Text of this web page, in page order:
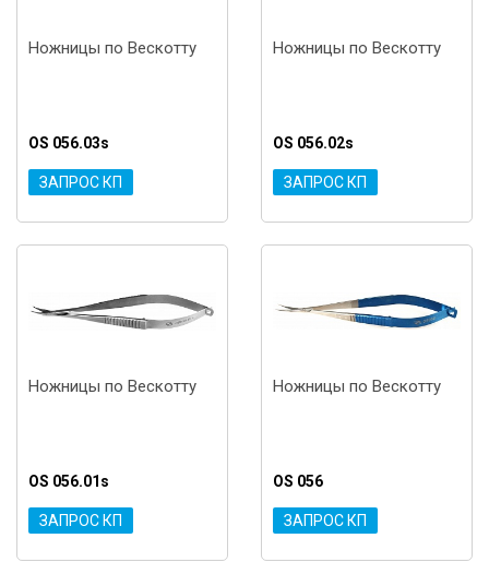
Ножницы по Вескотту
OS 056.03s
ЗАПРОС КП
Ножницы по Вескотту
OS 056.02s
ЗАПРОС КП
Ножницы по Вескотту
OS 056.01s
ЗАПРОС КП
Ножницы по Вескотту
OS 056
ЗАПРОС КП